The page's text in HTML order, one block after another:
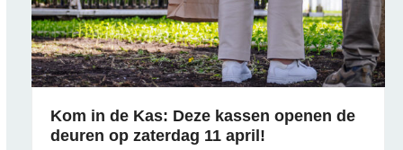
Kom in de Kas: Deze kassen openen de
deuren op zaterdag 11 april!